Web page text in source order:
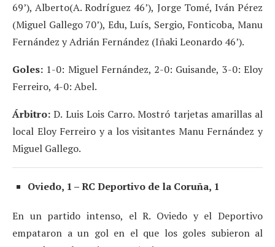
69’), Alberto(A. Rodríguez 46’), Jorge Tomé, Iván Pérez
(Miguel Gallego 70’), Edu, Luís, Sergio, Fonticoba, Manu
Fernández y Adrián Fernández (Iñaki Leonardo 46’).
Goles: 1-0: Miguel Fernández, 2-0: Guisande, 3-0: Eloy
Ferreiro, 4-0: Abel.
Árbitro: D. Luis Lois Carro. Mostró tarjetas amarillas al
local Eloy Ferreiro y a los visitantes Manu Fernández y
Miguel Gallego.
Oviedo, 1 – RC Deportivo de la Coruña, 1
En un partido intenso, el R. Oviedo y el Deportivo
empataron a un gol en el que los goles subieron al